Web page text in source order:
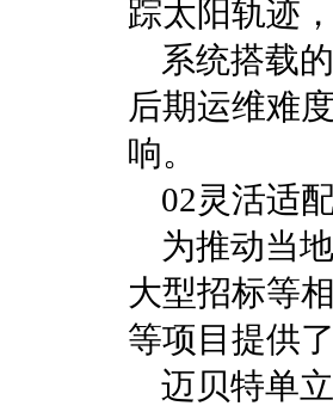
踪太阳轨迹
系统搭载
后期运维难
响。
02灵活适
为推动当
大型招标等
等项目提供
迈贝特单